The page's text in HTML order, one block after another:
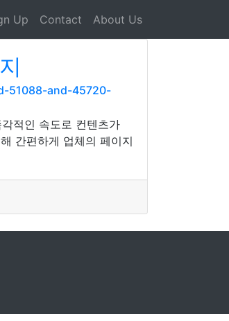
Up Contact About Us
51088-and-45720-
적인 속도로 컨텐츠가
간편하게 업체의 페이지